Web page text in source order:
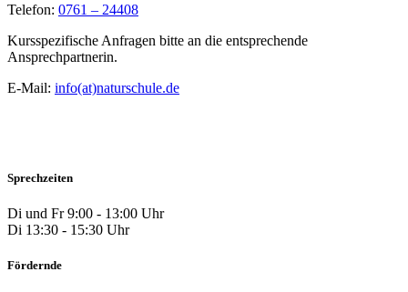
Telefon: 0761 – 24408
Kursspezifische Anfragen bitte an die entsprechende
Ansprechpartnerin.
E-Mail: info(at)naturschule.de
Sprechzeiten
Di und Fr 9:00 - 13:00 Uhr
Di 13:30 - 15:30 Uhr
Fördernde